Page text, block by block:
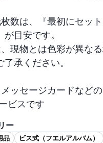
数は、『最初にセッ
目安です。
現物とは色彩が異な
承ください。
ッセージカードなど
ビスです
ー
品
ビス式（フエルアルバム）